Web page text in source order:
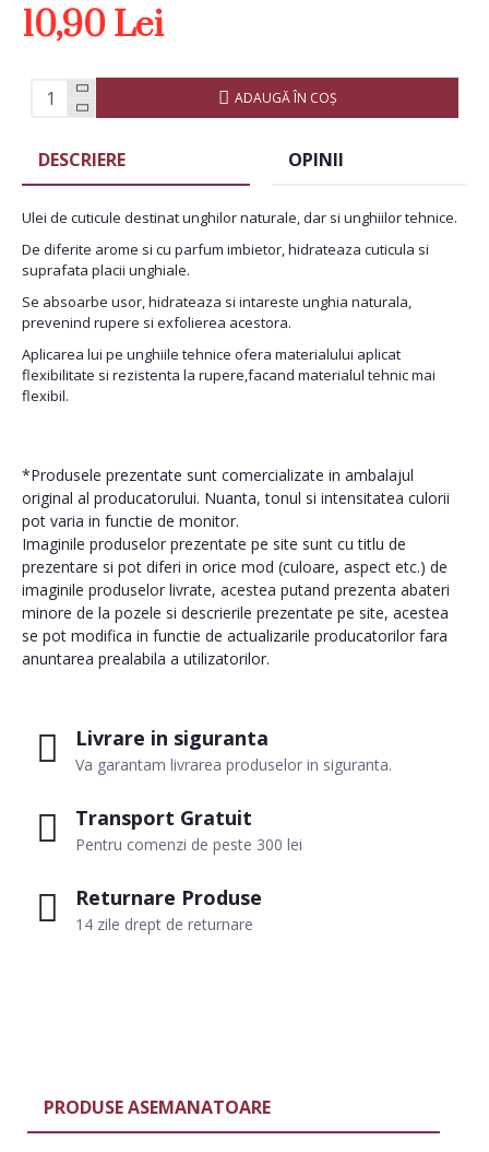
10,90 Lei
ADAUGĂ ÎN COŞ
Livrare in siguranta
Va garantam livrarea produselor in siguranta.
Transport Gratuit
Pentru comenzi de peste 300 lei
Returnare Produse
14 zile drept de returnare
DESCRIERE OPINII
Ulei de cuticule destinat unghilor naturale, dar si unghiilor tehnice.
De diferite arome si cu parfum imbietor, hidrateaza cuticula si
suprafata placii unghiale.
Se absoarbe usor, hidrateaza si intareste unghia naturala,
prevenind rupere si exfolierea acestora.
Aplicarea lui pe unghiile tehnice ofera materialului aplicat
flexibilitate si rezistenta la rupere,facand materialul tehnic mai
flexibil.
*Produsele prezentate sunt comercializate in ambalajul
original al producatorului. Nuanta, tonul si intensitatea culorii
pot varia in functie de monitor.
Imaginile produselor prezentate pe site sunt cu titlu de
prezentare si pot diferi in orice mod (culoare, aspect etc.) de
imaginile produselor livrate, acestea putand prezenta abateri
minore de la pozele si descrierile prezentate pe site, acestea
se pot modifica in functie de actualizarile producatorilor fara
anuntarea prealabila a utilizatorilor.
PRODUSE ASEMANATOARE